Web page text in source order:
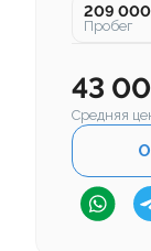
209
Пробег
43
Средняя